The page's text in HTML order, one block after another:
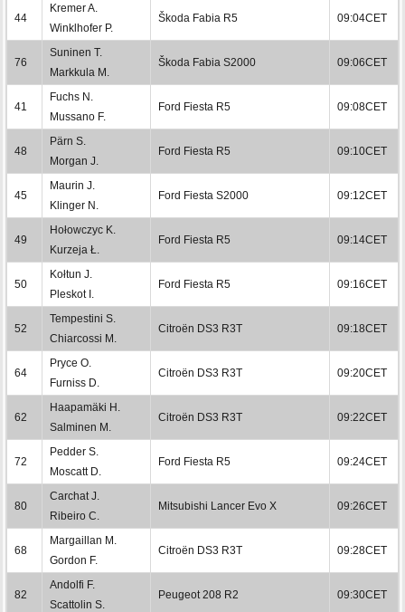
44
Kremer A.
Winklhofer P.
Škoda Fabia R5 09:04CET
76
Suninen T.
Markkula M.
Škoda Fabia S2000 09:06CET
41
Fuchs N.
Mussano F.
Ford Fiesta R5 09:08CET
48
Pärn S.
Morgan J.
Ford Fiesta R5 09:10CET
45
Maurin J.
Klinger N.
Ford Fiesta S2000 09:12CET
49
Hołowczyc K.
Kurzeja Ł.
Ford Fiesta R5 09:14CET
50
Kołtun J.
Pleskot I.
Ford Fiesta R5 09:16CET
52
Tempestini S.
Chiarcossi M.
Citroën DS3 R3T 09:18CET
64
Pryce O.
Furniss D.
Citroën DS3 R3T 09:20CET
62
Haapamäki H.
Salminen M.
Citroën DS3 R3T 09:22CET
72
Pedder S.
Moscatt D.
Ford Fiesta R5 09:24CET
80
Carchat J.
Ribeiro C.
Mitsubishi Lancer Evo X 09:26CET
68
Margaillan M.
Gordon F.
Citroën DS3 R3T 09:28CET
82
Andolfi F.
Scattolin S.
Peugeot 208 R2 09:30CET